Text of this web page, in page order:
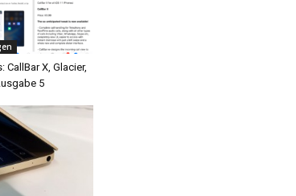
CallBar X, Glacier,
5